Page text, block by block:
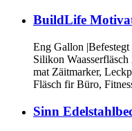
BuildLife
Eng Gallon
Silikon
mat Zäitmarker,
Fläsch fir Büro,
Sinn